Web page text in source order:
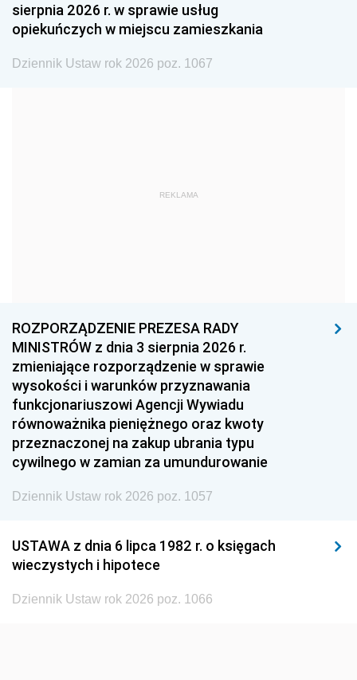
1990 1989
1987 1986 1985
1984 1983
1957 1956
1954 1953
1951 1950
1948 1947
1945 1944 1939
1938 1937 1936
1935 1934
1929 1928 1927
sierpnia 2026 r. w sprawie usług
opiekuńczych w miejscu zamieszkania
Dziennik Ustaw rok 2026 poz. 1067
REKLAMA
ROZPORZĄDZENIE PREZESA RADY
MINISTRÓW z dnia 3 sierpnia 2026 r.
zmieniające rozporządzenie w sprawie
wysokości i warunków przyznawania
funkcjonariuszowi Agencji Wywiadu
równoważnika pieniężnego oraz kwoty
przeznaczonej na zakup ubrania typu
cywilnego w zamian za umundurowanie
Dziennik Ustaw rok 2026 poz. 1057
USTAWA z dnia 6 lipca 1982 r. o księgach
wieczystych i hipotece
Dziennik Ustaw rok 2026 poz. 1066